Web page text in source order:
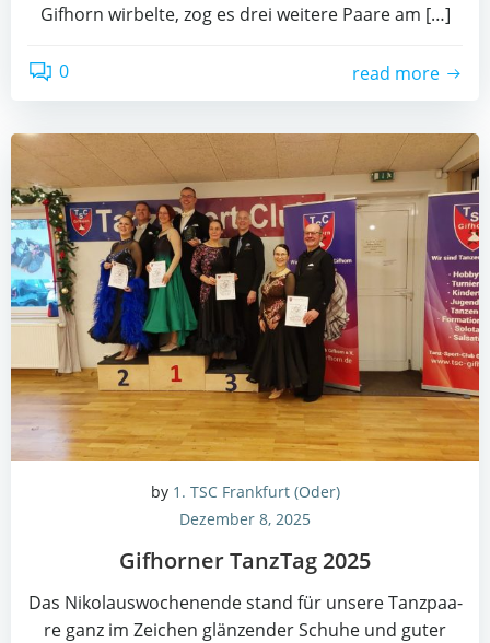
Gif­horn wir­bel­te, zog es drei wei­te­re Paa­re am […]
0 read more
by 1. TSC Frankfurt (Oder)
Dezember 8, 2025
Gif­hor­ner Tanz­Tag 2025
Das Niko­laus­wo­chen­en­de stand für unse­re Tanz­paa­
re ganz im Zei­chen glän­zen­der Schu­he und guter